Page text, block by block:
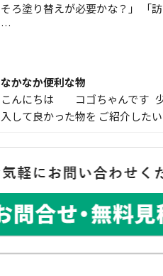
そろ塗り替えが必要かな？」 「
…
なかなか便利な物
こんにちは コゴちゃんです 少
入して良かった物を ご紹介した
外出中でも安心！Panasonic「外
犯対策を始めませんか？
突然ですが、こんな経験はありま
インターホンが鳴っていた… 宅配